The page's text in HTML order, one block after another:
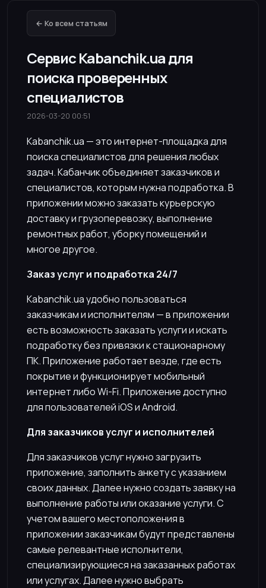
← Ко всем статьям
Сервис Kabanchik.ua для
поиска проверенных
специалистов
2026-03-20 00:51
Kabanchik.ua — это интернет-площадка для
поиска специалистов для решения любых
задач. Кабанчик объединяет заказчиков и
специалистов, которым нужна подработка. В
приложении можно заказать курьерскую
доставку и грузоперевозку, выполнение
ремонтных работ, уборку помещений и
многое другое.
Заказ услуг и подработка 24/7
Kabanchik.ua удобно пользоваться
заказчикам и исполнителям — в приложении
есть возможность заказать услуги и искать
подработку без привязки к стационарному
ПК. Приложение работает везде, где есть
покрытие и функционирует мобильный
интернет либо Wi-Fi. Приложение доступно
для пользователей iOS и Android.
Для заказчиков услуг и исполнителей
Для заказчиков услуг нужно загрузить
приложение, заполнить анкету с указанием
своих данных. Далее нужно создать заявку на
выполнение работы или оказание услуги. С
учетом вашего местоположения в
приложении заказчикам будут представлены
самые релевантные исполнители,
специализирующиеся на заказанных работах
или услугах. Далее нужно выбрать